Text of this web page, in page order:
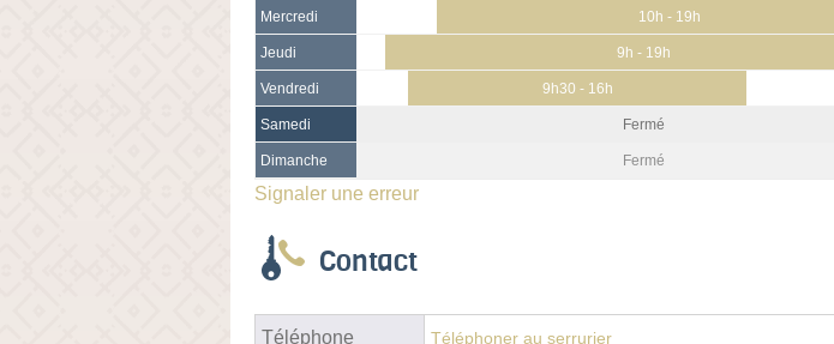
Mercredi 10h - 19h
Jeudi 9h - 19h
Vendredi 9h30 - 16h
Samedi Fermé
Dimanche Fermé
Signaler une erreur
Contact
Téléphone Téléphoner au serrurier